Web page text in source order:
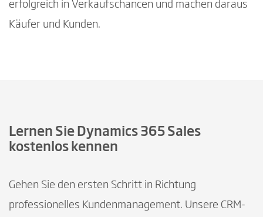
erfolgreich in Verkaufschancen und machen daraus
Käufer und Kunden.
Lernen Sie Dynamics 365 Sales
kostenlos kennen
Gehen Sie den ersten Schritt in Richtung
professionelles Kundenmanagement. Unsere CRM-